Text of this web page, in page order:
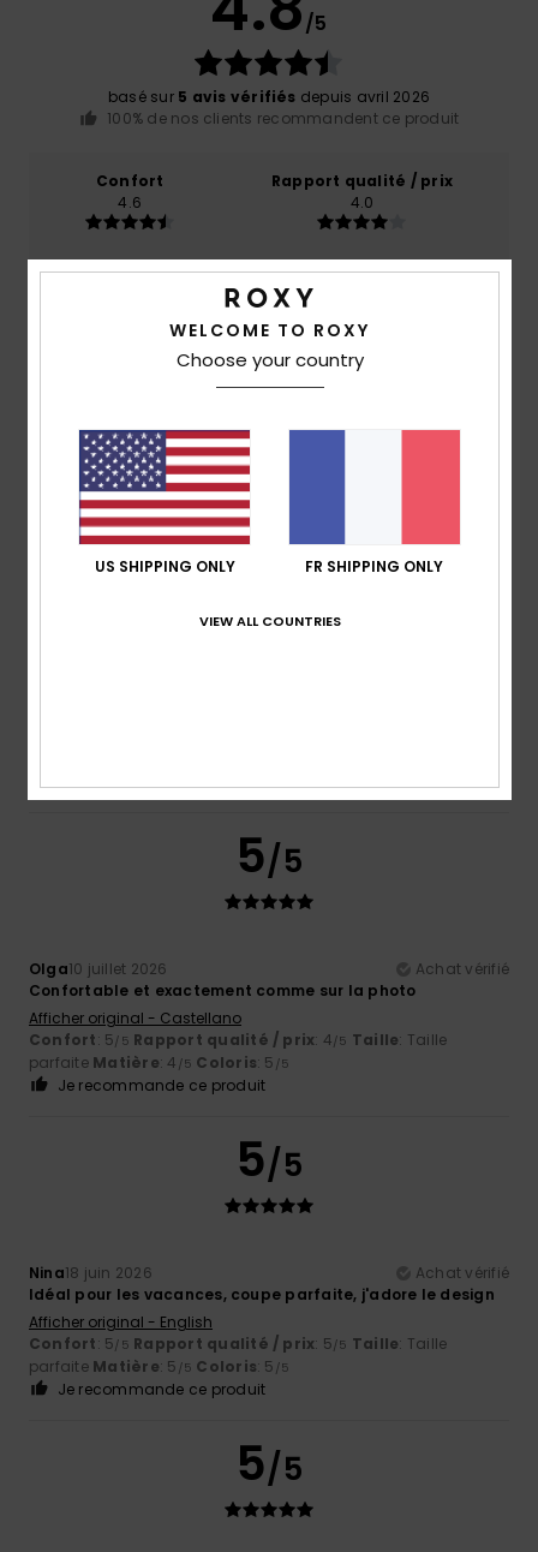
/5
basé sur 5 avis vérifiés depuis avril 2026
100% de nos clients recommandent ce produit
Confort
4.6
Rapport qualité / prix
4.0
Taille
Matière
Coloris
5 /5
5/5
Olga10 juillet 2026
Achat vérifié
Confortable et exactement comme sur la photo
Afficher original - Castellano
Confort: 5/5 Rapport qualité / prix: 4/5 Taille: Taille
parfaite Matière: 4 /5 Coloris: 5 /5
Je recommande ce produit
5/5
Nina18 juin 2026
Achat vérifié
Idéal pour les vacances, coupe parfaite, j'adore le design
Afficher original - English
Confort: 5/5 Rapport qualité / prix: 5/5 Taille: Taille
parfaite Matière: 5 /5 Coloris: 5 /5
Je recommande ce produit
5/5
WELCOME TO ROXY
Choose your country
US SHIPPING ONLY FR SHIPPING ONLY
VIEW ALL COUNTRIES